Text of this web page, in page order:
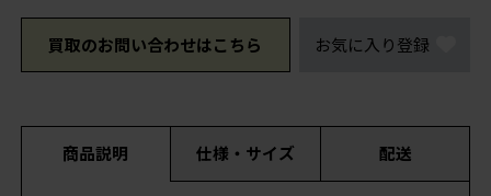
買取のお問い合わせはこちら お気に入り登録
商品説明 仕様・サイズ 配送